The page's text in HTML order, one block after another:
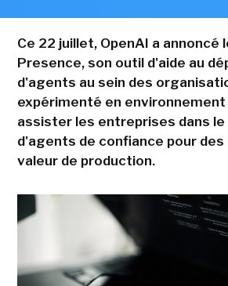
Ce 22 juillet, OpenAI a annoncé
Presence, son outil d'aide au
d'agents au sein des
expérimenté en
assister les entreprises dans
d'agents de confiance pour
valeur de production.